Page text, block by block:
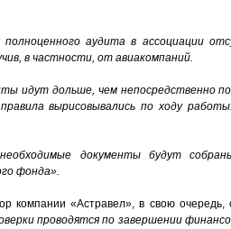
полноценного аудита в ассоциации
в частности, от авиакомпаний.
идут дольше, чем непосредственно
вырисовывались по ходу
документы будут
фонда».
компании «Астравел», в свою
проводятся по завершении